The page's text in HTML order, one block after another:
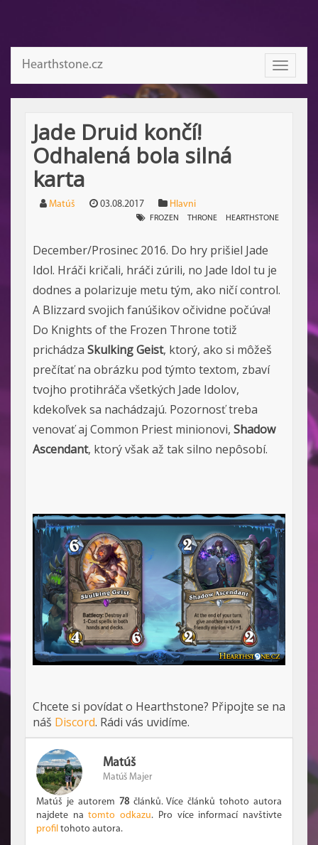
Toggle
Hearthstone.cz
Jade Druid končí!
Odhalená bola silná
karta
Matúš 03.08.2017 Hlavni
FROZEN THRONE HEARTHSTONE
December/Prosinec 2016. Do hry prišiel Jade
Idol. Hráči kričali, hráči zúrili, no Jade Idol tu je
dodnes a polarizuje metu tým, ako ničí control.
A Blizzard svojich fanúšikov očividne počúva!
Do Knights of the Frozen Throne totiž
prichádza Skulking Geist, ktorý, ako si môžeš
prečítať na obrázku pod týmto textom, zbaví
tvojho protihráča všetkých Jade Idolov,
kdekoľvek sa nachádzajú. Pozornosť treba
venovať aj Common Priest minionovi, Shadow
Ascendant, ktorý však až tak silno nepôsobí.
Chcete si povídat o Hearthstone? Připojte se na
náš Discord. Rádi vás uvidíme.
Matúš
Matúš Majer
Matúš je autorem 78článků. Více článků tohoto autora
najdete natomto odkazu. Pro více informací navštivte
profil tohoto autora.